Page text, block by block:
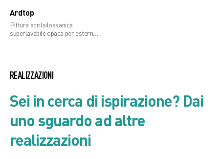
Ardtop
Pittura acrilsilossanica
superlavabile opaca per esterno
REALIZZAZIONI
Sei in cerca di ispirazione? Dai
uno sguardo ad altre
realizzazioni